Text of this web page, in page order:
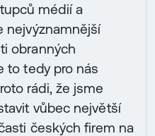
médií a
nejvýznamnější
obranných
to tedy pro nás
rádi, že jsme
vůbec největší
českých firem na